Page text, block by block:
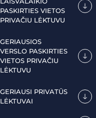
PASKIRTIES VIETOS
PRIVAČIU LĖKTUVU
GERIAUSIOS
VERSLO PASKIRTIES
VIETOS PRIVAČIU
LĖKTUVU
GERIAUSI PRIVATŪS
LĖKTUVAI